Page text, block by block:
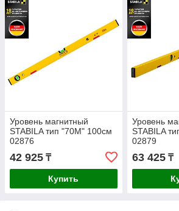
Уровень магнитный
STABILA тип "70М" 100см
02876
42 925 ₸
Купить
Уровень
STABILA
02879
63 425₸